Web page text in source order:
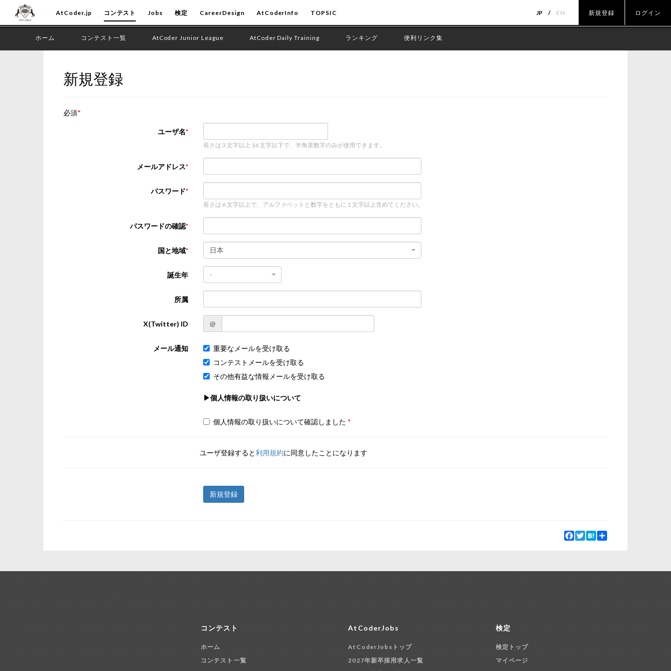
AtCoder.jp コンテスト Jobs 検定 CareerDesign AtCoderInfo TOPSIC JP EN 新規登録 ログイン
ホーム コンテスト一覧 AtCoder Junior League AtCoder Daily Training ランキング 便利リンク集
新規登録
必須
ユーザ名
長さは 3 文字以上 16 文字以下で、半角英数字のみが使用できます。
メールアドレス
パスワード
長さは 6 文字以上で、アルファベットと数字をともに 1 文字以上含めてください。
パスワードの確認
国と地域 日本
誕生年 -
所属
X(Twitter) ID @
メール通知
重要なメールを受け取る
コンテストメールを受け取る
その他有益な情報メールを受け取る
▶個人情報の取り扱いについて
個人情報の取り扱いについて確認しました
ユーザ登録すると利用規約に同意したことになります
新規登録
Facebook
Twitter
Hatena
コンテスト
ホーム
コンテスト一覧
AtCoderJobs
AtCoderJobsトップ
2027年新卒採用求人一覧
検定
検定トップ
マイページ